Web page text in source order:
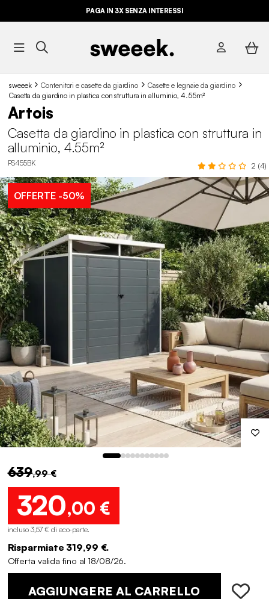
PAGA IN 3X SENZA INTERESSI
sweeek Contenitori e casette da giardino
Casette e legnaie da giardino
Casetta da giardino in plastica con struttura in alluminio, 4.55m²
Artois
Casetta da giardino in plastica con struttura in
alluminio, 4.55m²
PS455BK 2 (4)
OFFERTE-50%
639,99 €
320,00 €
incluso 3,57 € di eco-parte.
Risparmiate 319,99 €.
Offerta valida fino al 18/08/26.
AGGIUNGERE AL CARRELLO